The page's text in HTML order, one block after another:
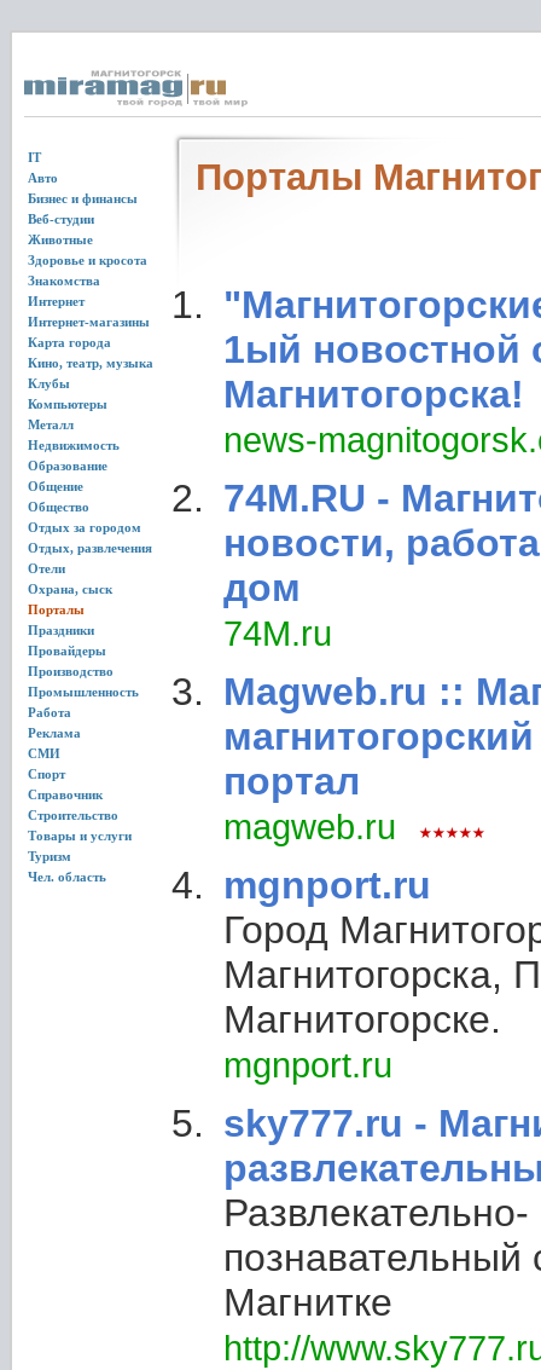
IT
Авто
Бизнес и финансы
Веб-студии
Животные
Здоровье и кросота
Знакомства
Интернет
Интернет-магазины
Карта города
Кино, театр, музыка
Клубы
Компьютеры
Металл
Недвижимость
Образование
Общение
Общество
Отдых за городом
Отдых, развлечения
Отели
Охрана, сыск
Порталы
Праздники
Провайдеры
Производство
Промышленность
Работа
Реклама
СМИ
Спорт
Справочник
Строительство
Товары и услуги
Туризм
Чел. область
Порталы
1ый новостной
Магнитогорска!
news-
74M.RU -
новости,
дом
74M.ru
Magweb.ru ::
портал
magweb.ru
mgnport.ru
Город
Магнитогорска,
Магнитогорске.
mgnport.ru
sky777.ru -
Развлекательно-
познавательный
Магнитке
http://